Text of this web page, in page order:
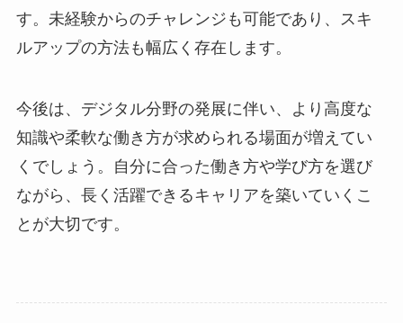
す。未経験からのチャレンジも可能であり、スキ
ルアップの方法も幅広く存在します。
今後は、デジタル分野の発展に伴い、より高度な
知識や柔軟な働き方が求められる場面が増えてい
くでしょう。自分に合った働き方や学び方を選び
ながら、長く活躍できるキャリアを築いていくこ
とが大切です。